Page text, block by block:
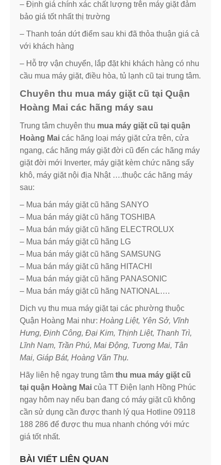
– Định giá chính xác chất lượng trên máy giặt đảm
bảo giá tốt nhất thị trường
– Thanh toán dứt điểm sau khi đã thỏa thuận giá cả
với khách hàng
– Hỗ trợ vận chuyển, lắp đặt khi khách hàng có nhu
cầu mua máy giặt, điều hòa, tủ lạnh cũ tại trung tâm.
Chuyên thu mua máy giặt cũ tại Quận
Hoàng Mai các hãng máy sau
Trung tâm chuyên thu mua máy giặt cũ tại quận
Hoàng Mai các hãng loại máy giặt cửa trên, cửa
ngang, các hãng máy giặt đời cũ đến các hãng máy
giặt đời mới Inverter, máy giặt kèm chức năng sấy
khô, máy giặt nội địa Nhật ….thuộc các hãng máy
sau:
– Mua bán máy giặt cũ hãng SANYO
– Mua bán máy giặt cũ hãng TOSHIBA
– Mua bán máy giặt cũ hãng ELECTROLUX
– Mua bán máy giặt cũ hãng LG
– Mua bán máy giặt cũ hãng SAMSUNG
– Mua bán máy giặt cũ hãng HITACHI
– Mua bán máy giặt cũ hãng PANASONIC
– Mua bán máy giặt cũ hãng NATIONAL​….
Dịch vụ thu mua máy giặt tại các phường thuộc
Quận Hoàng Mai như: Hoàng Liệt, Yên Sở, Vĩnh
Hưng, Định Công, Đại Kim, Thịnh Liệt, Thanh Trì,
Lĩnh Nam, Trần Phú, Mai Động, Tương Mai, Tân
Mai, Giáp Bát, Hoàng Văn Thụ.
Hãy liên hệ ngay trung tâm thu mua máy giặt cũ
tại quận Hoàng Mai của TT Điện lạnh Hồng Phúc
ngay hôm nay nếu bạn đang có máy giặt cũ không
cần sử dụng cần được thanh lý qua Hotline 09118
188 286 để được thu mua nhanh chóng với mức
giá tốt nhất.
BÀI VIẾT LIÊN QUAN